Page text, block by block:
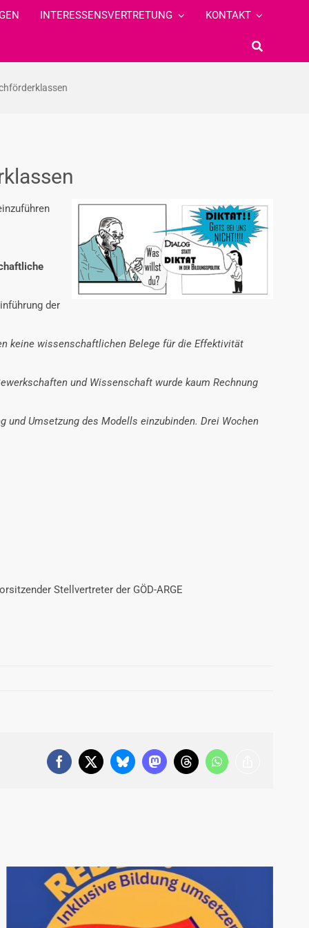
INTERESSENSVERTRETUNG KONTAKT
der
keine wissenschaftlichen Belege für die Effektivität
und Wissenschaft wurde kaum Rechnung
und Umsetzung des Modells einzubinden. Drei Wochen
Stellvertreter der GÖD-ARGE
Facebook
X BlueskyMastodonThreadsWhatsApp